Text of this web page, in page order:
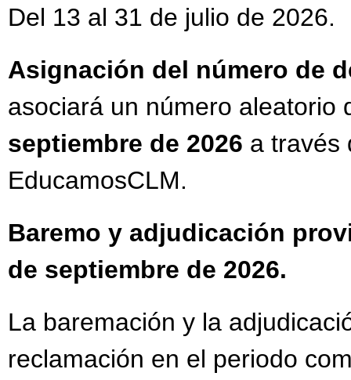
Del 13 al 31 de julio de 2026.
Asignación del número de
asociará un número
septiembre de 2026 a través
EducamosCLM.
Baremo y adjudicación
de septiembre de 2026.
La baremación y la
reclamación en el periodo